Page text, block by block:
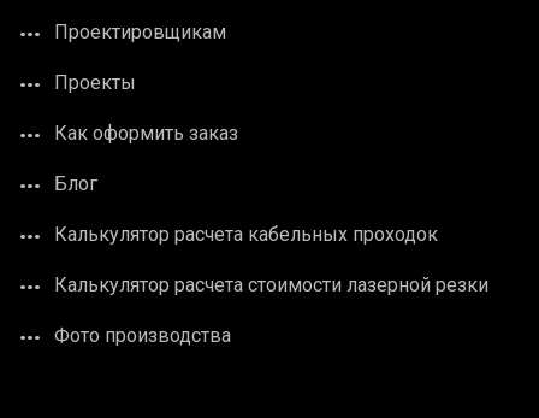
Проектировщикам
Проекты
Как оформить заказ
Блог
Калькулятор расчета кабельных проходок
Калькулятор расчета стоимости лазерной резки
Фото производства